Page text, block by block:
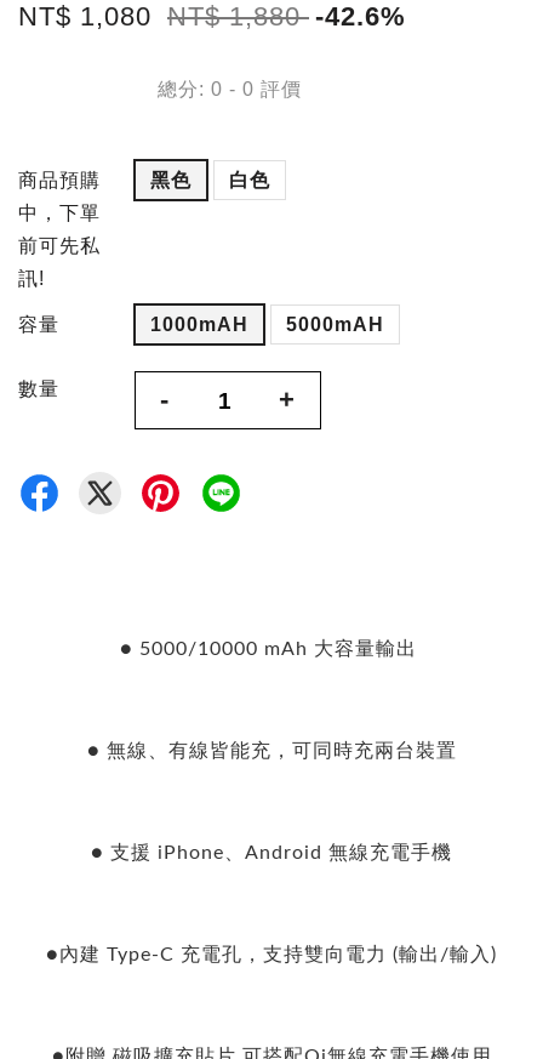
NT$ 1,080 NT$ 1,880 -42.6%
總分: 0 - 0 評價
商品預購
中，下單
前可先私
訊!
黑色 白色
容量 1000mAH 5000mAH
數量 - +
● 5000/10000 mAh 大容量輸出
● 無線、有線皆能充，可同時充兩台裝置
● 支援 iPhone、Android 無線充電手機
●內建 Type-C 充電孔，支持雙向電力 (輸出/輸入)